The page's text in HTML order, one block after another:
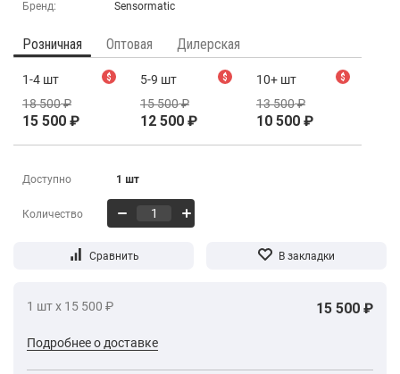
Бренд: Sensormatic
Розничная Оптовая Дилерская
1-4 шт $
18 500₽
15 500 ₽
5-9 шт $
15 500₽
12 500 ₽
10+ шт $
13 500₽
10 500 ₽
Доступно 1 шт
Количество
1 шт х 15 500 ₽ 15 500 ₽
Подробнее о доставке